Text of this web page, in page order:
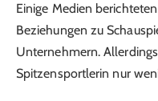
Einige Medien
Beziehungen zu
Unternehmern.
Spitzensportlerin nur